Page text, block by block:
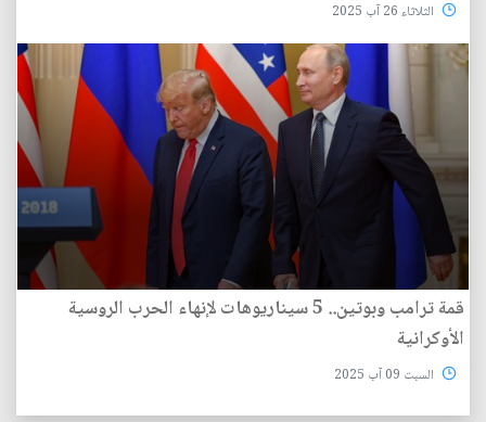
الثلاثاء 26 آب 2025
قمة ترامب وبوتين.. 5 سيناريوهات لإنهاء الحرب الروسية
الأوكرانية
السبت 09 آب 2025